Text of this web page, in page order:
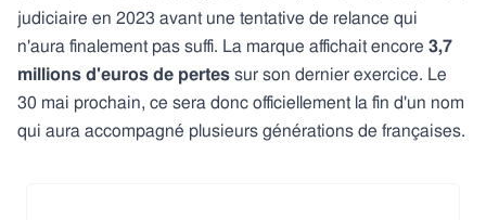
judiciaire en 2023 avant une tentative de relance qui
n'aura finalement pas suffi. La marque affichait encore 3,7
millions d'euros de pertes sur son dernier exercice. Le
30 mai prochain, ce sera donc officiellement la fin d'un nom
qui aura accompagné plusieurs générations de françaises.